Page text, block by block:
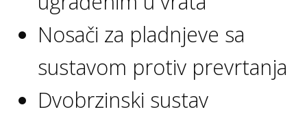
Nosači za pladnjeve sa
sustavom protiv prevrtanja
Dvobrzinski sustav